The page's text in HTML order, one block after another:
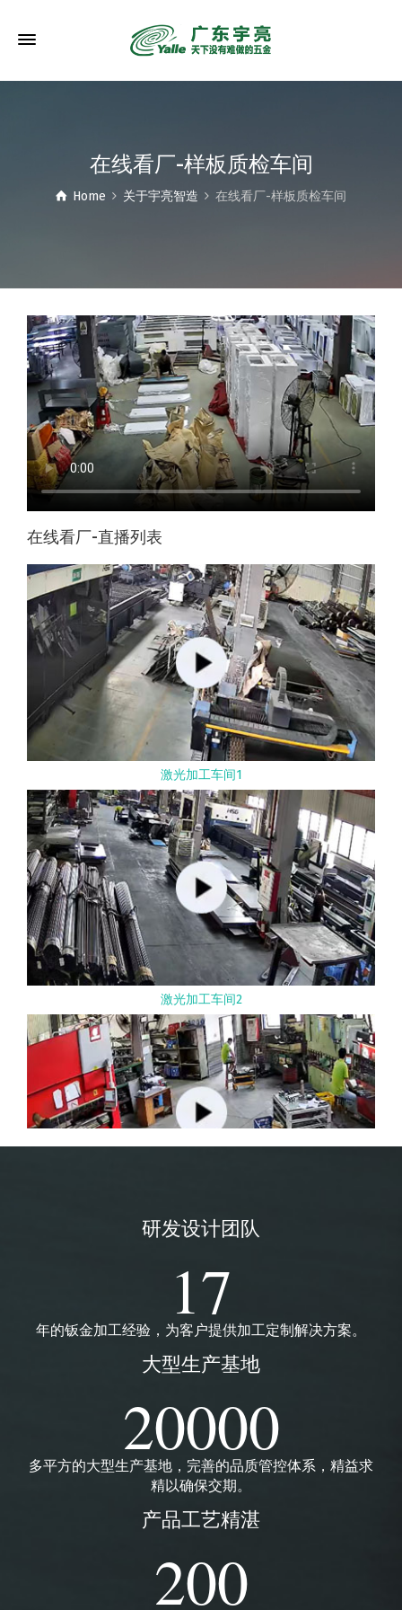
在线看厂-样板质检车间
Home 关于宇亮智造 在线看厂-样板质检车间
在线看厂-直播列表
激光加工车间1
激光加工车间2
折弯加工车间
冲压加工车间1
研发设计团队
17
年的钣金加工经验，为客户提供加工定制解决方案。
大型生产基地
20000
多平方的大型生产基地，完善的品质管控体系，精益求
精以确保交期。
产品工艺精湛
200